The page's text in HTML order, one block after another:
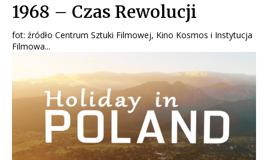
1968 – Czas Rewolucji
fot: źródło Centrum Sztuki Filmowej, Kino Kosmos i Instytucja
Filmowa...